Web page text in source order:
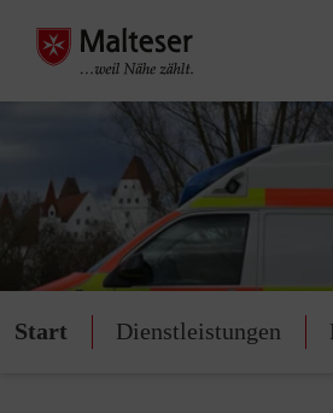
Start Dienstleistungen